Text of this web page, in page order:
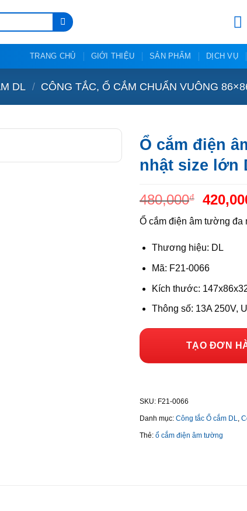
TRANG CHỦ GIỚI THIỆU SẢN PHẨM DỊCH VỤ
DL / CÔNG TẮC, Ổ CẮM CHUẨN VUÔNG
Ổ cắm điện
nhật size lớn
480,000₫
Giá
gốc
là:
Ổ cắm điện âm tường đa
Thương hiệu: DL
Mã: F21-0066
Kích thước:
Thông số: 13A 250V,
TẠO ĐƠN
SKU: F21-0066
Danh mục: Công tắc Ổ cắm DL
Thẻ: ổ cắm điện âm tường